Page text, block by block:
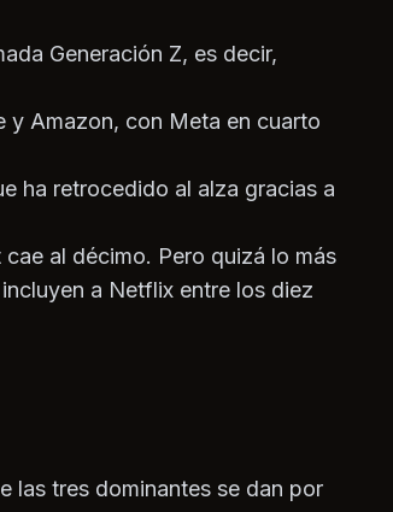
Generación Z, es decir,
y Amazon, con Meta en cuarto
ha retrocedido al alza gracias a
al décimo. Pero quizá lo más
a Netflix entre los diez
las tres dominantes se dan por